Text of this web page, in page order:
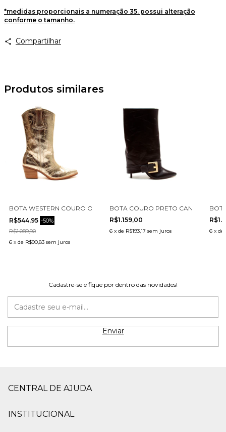
*medidas proporcionais a numeração 35. possui alteração
conforme o tamanho.
Compartilhar
Produtos similares
MÉDIO CECCONELLO 2907001-2
BOTA WESTERN COURO OURO CECCONELLO 2260003-5
R$544,95 -50%
R$1.089,90
6 x de R$90,83 sem juros
BOTA COURO PRETO CANO MÉDIO
R$1.159,00
6 x de R$193,17 sem juros 6 xde
Cadastre-se e fique por dentro das novidades!
CENTRAL DE AJUDA
INSTITUCIONAL